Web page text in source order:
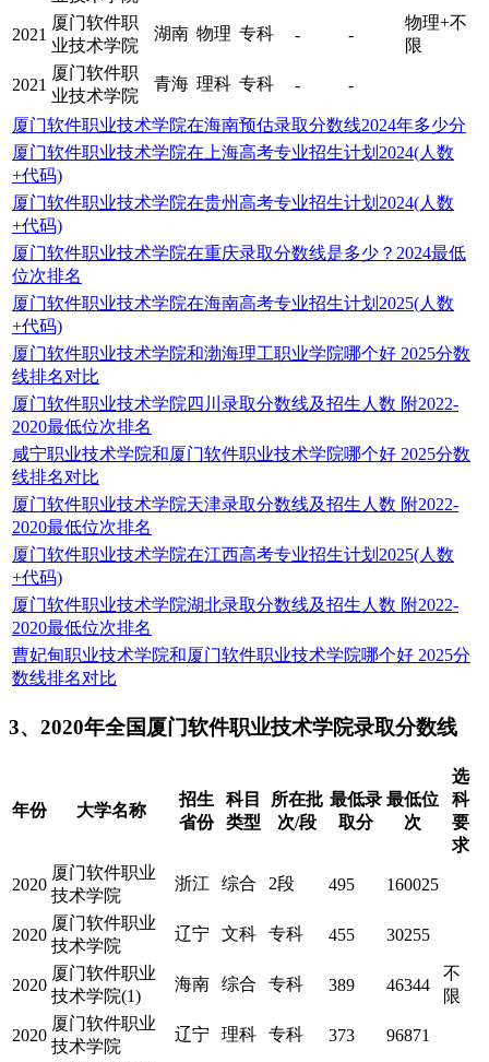
2021
厦门软件职
业技术学院
湖南 物理 专科 - -
物理+不
限
2021
厦门软件职
业技术学院
青海 理科 专科 - -
厦门软件职业技术学院在海南预估录取分数线2024年多少分
厦门软件职业技术学院在上海高考专业招生计划2024(人数
+代码)
厦门软件职业技术学院在贵州高考专业招生计划2024(人数
+代码)
厦门软件职业技术学院在重庆录取分数线是多少？2024最低
位次排名
厦门软件职业技术学院在海南高考专业招生计划2025(人数
+代码)
厦门软件职业技术学院和渤海理工职业学院哪个好 2025分数
线排名对比
厦门软件职业技术学院四川录取分数线及招生人数 附2022-
2020最低位次排名
咸宁职业技术学院和厦门软件职业技术学院哪个好 2025分数
线排名对比
厦门软件职业技术学院天津录取分数线及招生人数 附2022-
2020最低位次排名
厦门软件职业技术学院在江西高考专业招生计划2025(人数
+代码)
厦门软件职业技术学院湖北录取分数线及招生人数 附2022-
2020最低位次排名
曹妃甸职业技术学院和厦门软件职业技术学院哪个好 2025分
数线排名对比
3、2020年全国厦门软件职业技术学院录取分数线
年份 大学名称
招生
省份
科目
类型
所在批
次/段
最低录
取分
最低位
次
选
科
要
求
2020
厦门软件职业
技术学院
浙江 综合 2段 495 160025
2020
厦门软件职业
技术学院
辽宁 文科 专科 455 30255
2020
厦门软件职业
技术学院(1)
海南 综合 专科 389 46344
不
限
2020
厦门软件职业
技术学院
辽宁 理科 专科 373 96871